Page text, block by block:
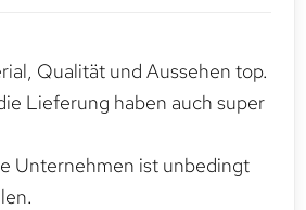
Qualität und Aussehen top.
Lieferung haben auch super
Unternehmen ist unbedingt